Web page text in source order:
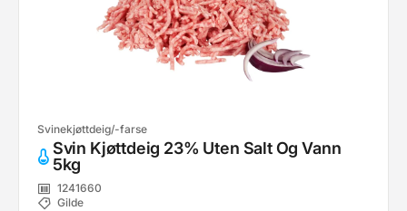
Svinekjøttdeig/-farse
Svin Kjøttdeig 23% Uten Salt Og Vann
5kg
1241660
Gilde